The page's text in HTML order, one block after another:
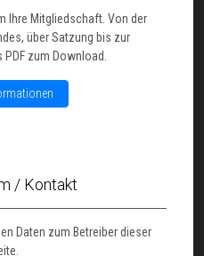
Ihre Mitgliedschaft. Von der
über Satzung bis zur
zum Download.
/ Kontakt
Daten zum Betreiber dieser